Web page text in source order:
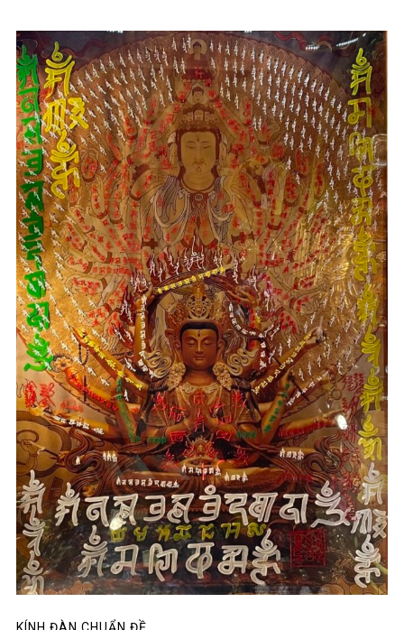
KÍNH ĐÀN CHUẨN ĐỀ